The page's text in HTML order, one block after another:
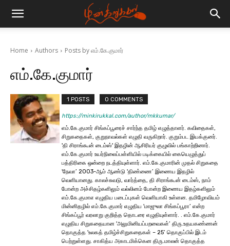
Home Authors Posts by எம்.கே.குமார்
எம்.கே.குமார்
1 POSTS 0 COMMENTS
https://minkirukkal.com/author/mkkumar/
எம்.கே.குமார் சிங்கப்பூரைச் சார்ந்த தமிழ் எழுத்தாளர். கவிதைகள்,
சிறுகதைகள், குறுநாவல்கள் எழுதி வருகிறார். குறும்பட இயக்குனர்.
'தி சிராங்கூன் டைம்ஸ்' இதழின் ஆசிரியர் குழுவில் பங்காற்றினார்.
எம்.கே.குமார் உயர்நிலைப்பள்ளியில் படிக்கையில் கையெழுத்துப்
பத்திரிகை ஒன்றை நடத்தியுள்ளார். எம்.கே.குமாரின் முதல் சிறுகதை
'நேவா’ 2003-ஆம் ஆண்டு 'திண்ணை’ இணைய இதழில்
வெளியானது. காலச்சுவடு, வார்த்தை, தி சிராங்கூன் டைம்ஸ், நாம்
போன்ற அச்சிதழ்களிலும் வல்லினம் போன்ற இணைய இதழ்களிலும்
எம்.கே.குமாஎ எழுதிய படைப்புகள் வெளியாகி உள்ளன. தமிழோவியம்
மின்னிதழில் எம்.கே.குமார் எழுதிய 'மாஜுலா சிங்கப்பூரா’ என்ற
சிங்கப்பூர் வரலாறு குறித்த தொடரை எழுதியுள்ளார். . எம்.கே.குமார்
எழுதிய சிறுகதையான 'அலுமினியப்பறவைகள்’ திரு.உதயகண்ணன்
தொகுத்த 'உலகத் தமிழ்ச்சிறுகதைகள் – 25’ தொகுப்பில் இடம்
பெற்றுள்ளது. சாகித்ய அகாடமிக்கென திரு.மாலன் தொகுத்த